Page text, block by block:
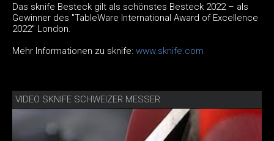
Das sknife Besteck gilt als schönstes Besteck 2022 – als
Gewinner des "TableWare International Award of Excellence
2022" London.
Mehr Informationen zu sknife: www.sknife.com
VIDEO SKNIFE SCHWEIZER MESSER